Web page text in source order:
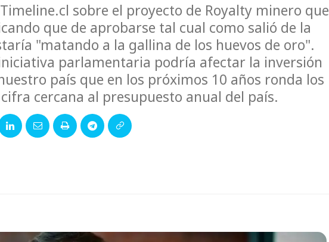
sobre el proyecto de Royalty minero que
que de aprobarse tal cual como salió de la
"matando a la gallina de los huevos de oro".
parlamentaria podría afectar la inversión
país que en los próximos 10 años ronda los
cercana al presupuesto anual del país.